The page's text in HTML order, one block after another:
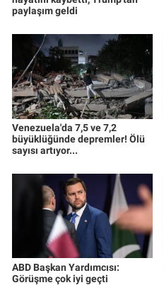
paylaşım geldi
Venezuela'da 7,5 ve 7,2
büyüklüğünde depremler! Ölü
sayısı artıyor...
ABD Başkan Yardımcısı:
Görüşme çok iyi geçti